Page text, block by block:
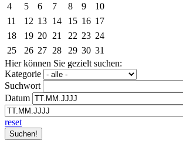
4
5 6 7 8 9
10
11
12 13 14 15 16 17
18
19 20 21 22 23 24
25
26 27 28 29 30 31
Hier können Sie gezielt suchen:
Kategorie
Suchwort
Datum
reset